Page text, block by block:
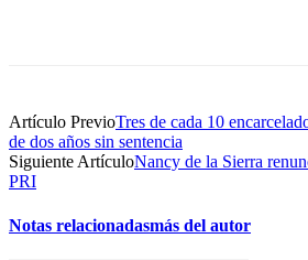
Artículo PrevioTres de cada 10
de dos años sin sentencia
Siguiente ArtículoNancy de la Sierra
PRI
Notas relacionadasmás del autor